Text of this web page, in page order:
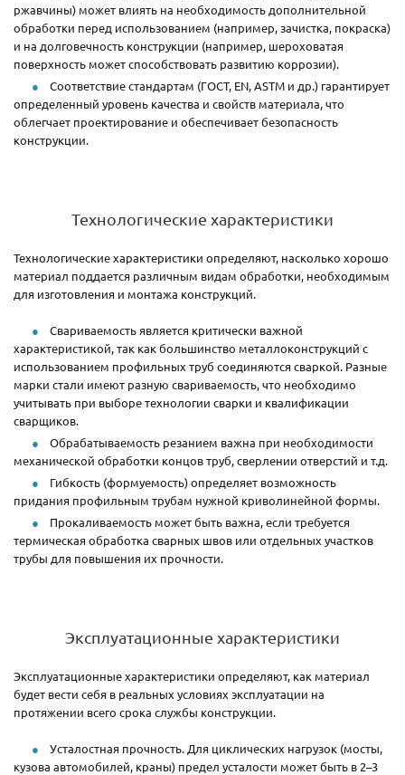
ржавчины) может влиять на необходимость дополнительной
обработки перед использованием (например, зачистка, покраска)
и на долговечность конструкции (например, шероховатая
поверхность может способствовать развитию коррозии).
Соответствие стандартам (ГОСТ, EN, ASTM и др.) гарантирует
определенный уровень качества и свойств материала, что
облегчает проектирование и обеспечивает безопасность
конструкции.
Технологические характеристики
Технологические характеристики определяют, насколько хорошо
материал поддается различным видам обработки, необходимым
для изготовления и монтажа конструкций.
Свариваемость является критически важной
характеристикой, так как большинство металлоконструкций с
использованием профильных труб соединяются сваркой. Разные
марки стали имеют разную свариваемость, что необходимо
учитывать при выборе технологии сварки и квалификации
сварщиков.
Обрабатываемость резанием важна при необходимости
механической обработки концов труб, сверлении отверстий и т.д.
Гибкость (формуемость) определяет возможность
придания профильным трубам нужной криволинейной формы.
Прокаливаемость может быть важна, если требуется
термическая обработка сварных швов или отдельных участков
трубы для повышения их прочности.
Эксплуатационные характеристики
Эксплуатационные характеристики определяют, как материал
будет вести себя в реальных условиях эксплуатации на
протяжении всего срока службы конструкции.
Усталостная прочность. Для циклических нагрузок (мосты,
кузова автомобилей, краны) предел усталости может быть в 2–3